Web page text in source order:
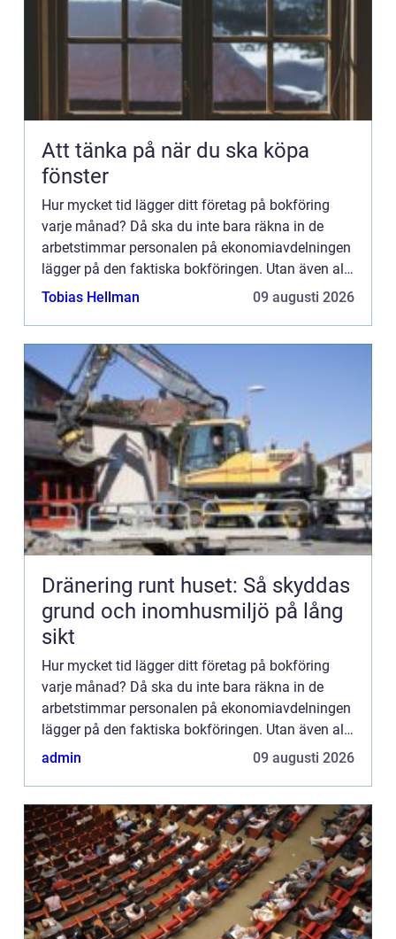
Att tänka på när du ska köpa
fönster
Hur mycket tid lägger ditt företag på bokföring
varje månad? Då ska du inte bara räkna in de
arbetstimmar personalen på ekonomiavdelningen
lägger på den faktiska bokföringen. Utan även all
den spilltid som går åt för övrig personal att
Tobias Hellman 09 augusti 2026
Dränering runt huset: Så skyddas
grund och inomhusmiljö på lång
sikt
Hur mycket tid lägger ditt företag på bokföring
varje månad? Då ska du inte bara räkna in de
arbetstimmar personalen på ekonomiavdelningen
lägger på den faktiska bokföringen. Utan även all
den spilltid som går åt för övrig personal att
admin 09 augusti 2026